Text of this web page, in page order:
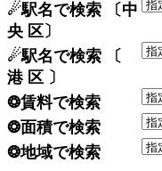
☄駅名で検索 〔中
央 区〕
☄駅名で検索 〔
港 区 〕
❂賃料で検索
❂面積で検索
❂地域で検索